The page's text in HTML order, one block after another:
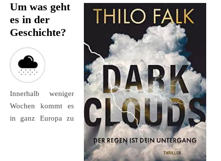
Um was geht
es in der
Geschichte?
Innerhalb weniger
Wochen kommt es
in ganz Europa zu